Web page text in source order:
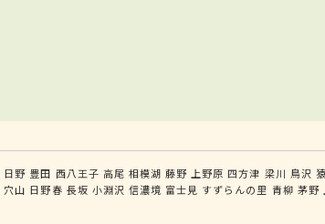
日野 豊田 西八王子 高尾 相模湖 藤野 上野原 四方津 梁川 鳥沢
穴山 日野春 長坂 小淵沢 信濃境 富士見 すずらんの里 青柳 茅野